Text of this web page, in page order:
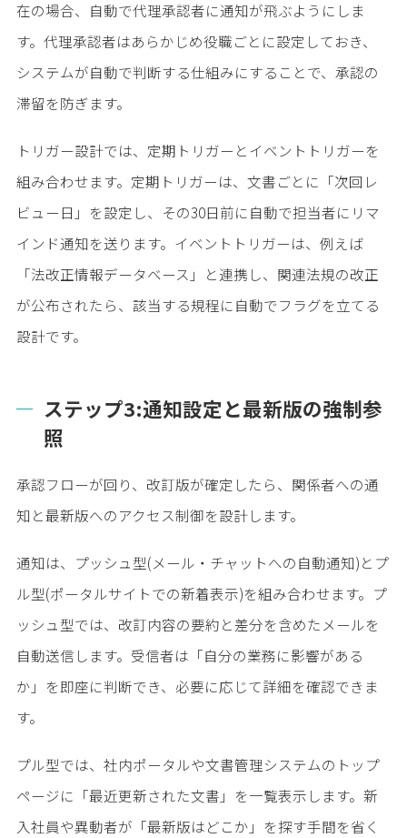
在の場合、自動で代理承認者に通知が飛ぶようにしま
す。代理承認者はあらかじめ役職ごとに設定しておき、
システムが自動で判断する仕組みにすることで、承認の
滞留を防ぎます。
トリガー設計では、定期トリガーとイベントトリガーを
組み合わせます。定期トリガーは、文書ごとに「次回レ
ビュー日」を設定し、その30日前に自動で担当者にリマ
インド通知を送ります。イベントトリガーは、例えば
「法改正情報データベース」と連携し、関連法規の改正
が公布されたら、該当する規程に自動でフラグを立てる
設計です。
ステップ3:通知設定と最新版の強制参
照
承認フローが回り、改訂版が確定したら、関係者への通
知と最新版へのアクセス制御を設計します。
通知は、プッシュ型(メール・チャットへの自動通知)とプ
ル型(ポータルサイトでの新着表示)を組み合わせます。プ
ッシュ型では、改訂内容の要約と差分を含めたメールを
自動送信します。受信者は「自分の業務に影響がある
か」を即座に判断でき、必要に応じて詳細を確認できま
す。
プル型では、社内ポータルや文書管理システムのトップ
ページに「最近更新された文書」を一覧表示します。新
入社員や異動者が「最新版はどこか」を探す手間を省く